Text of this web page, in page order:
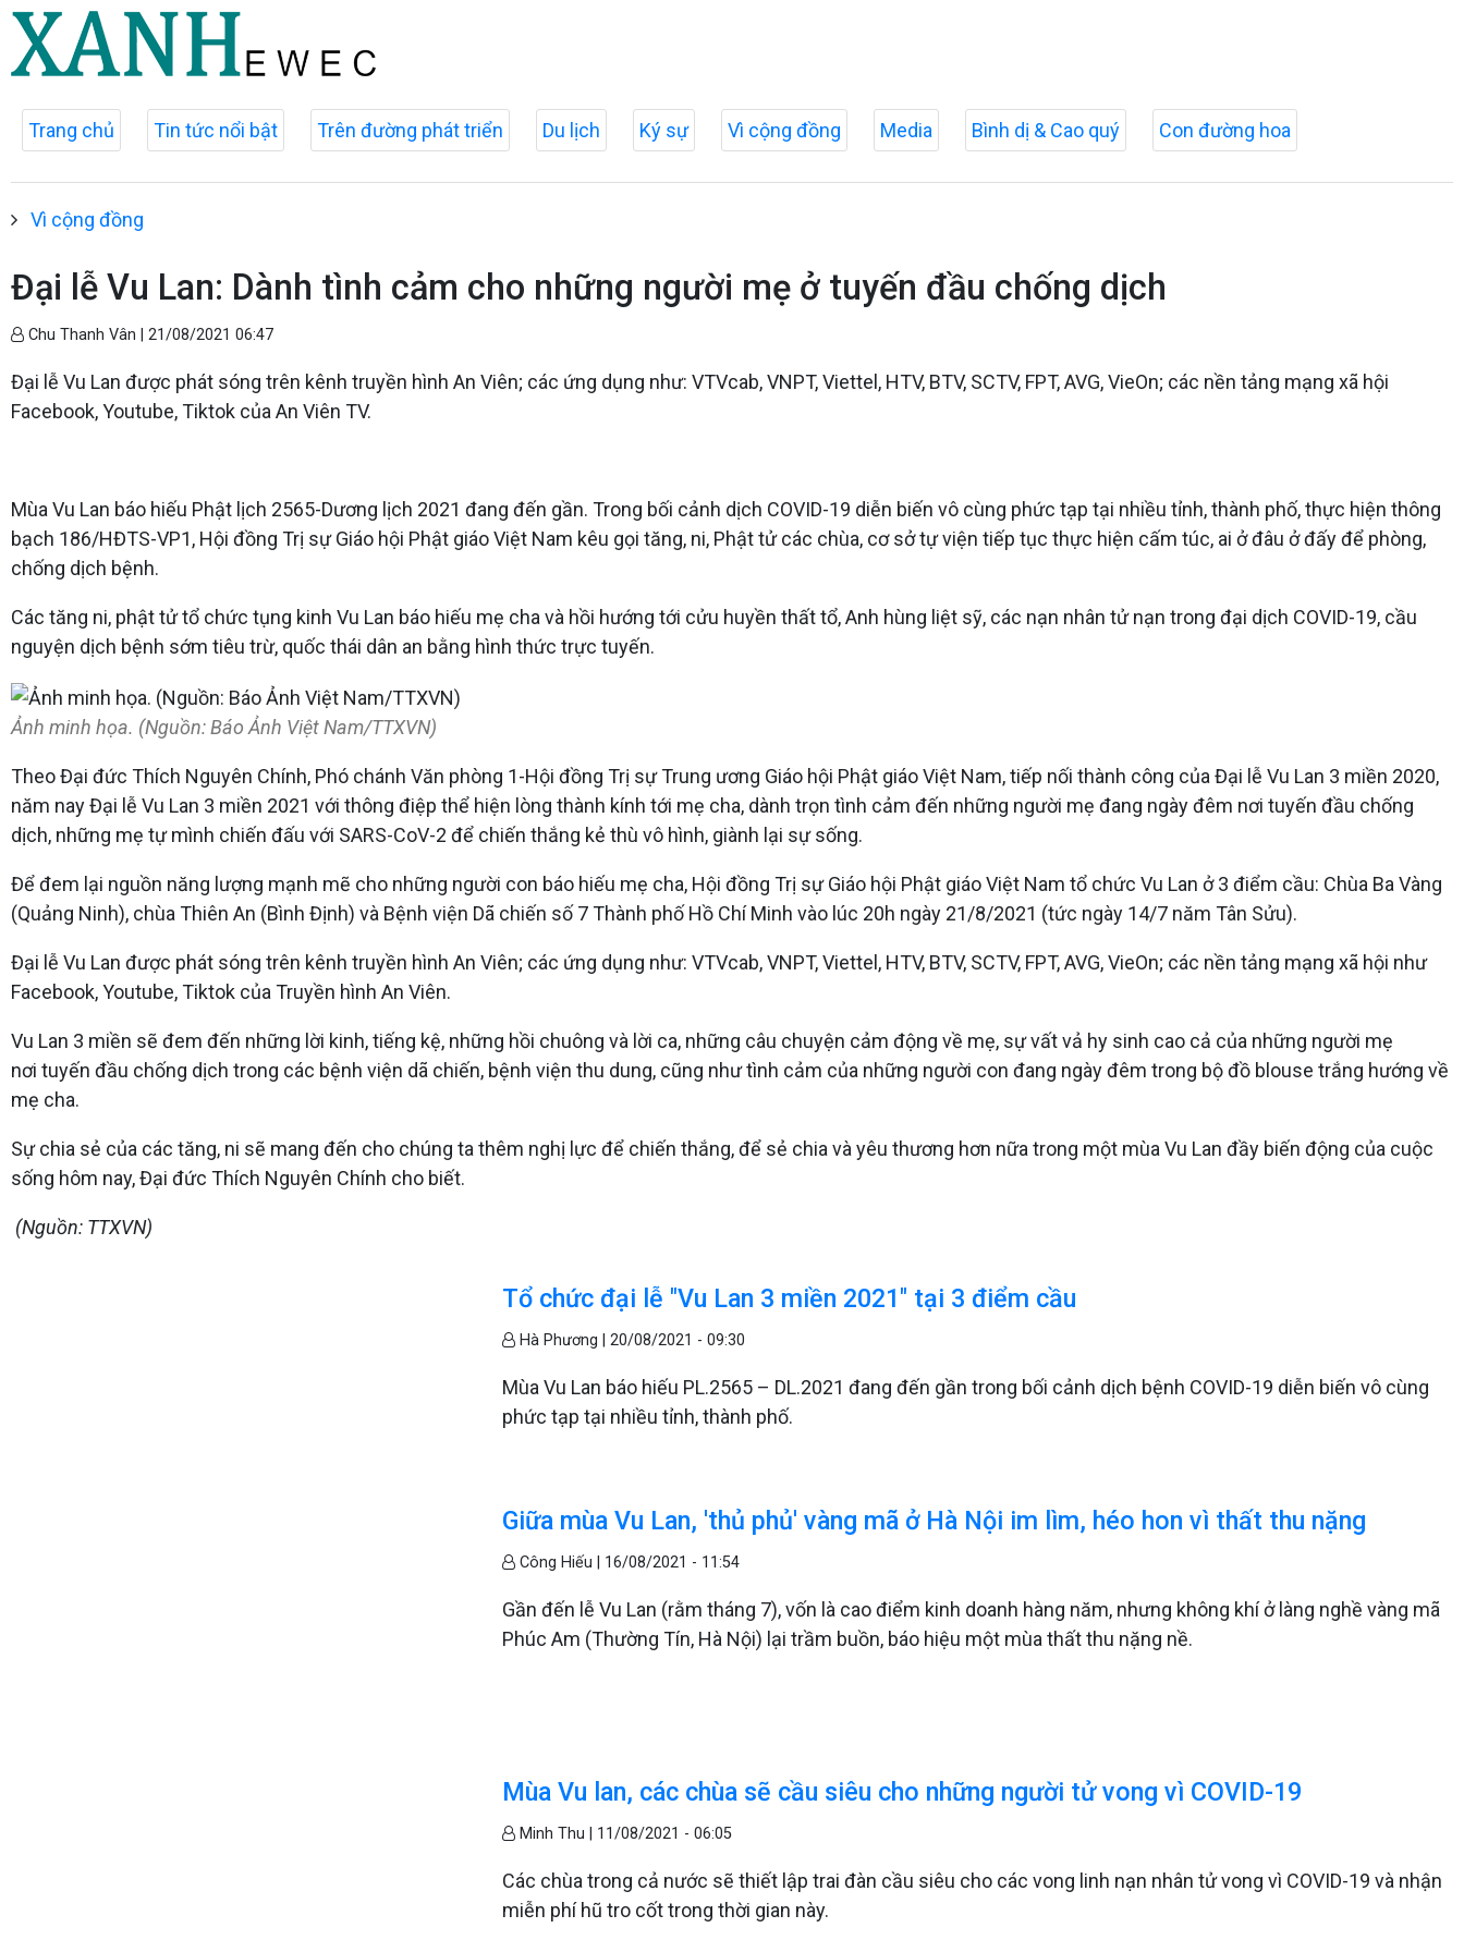
Trang chủ Tin tức nổi bật Trên đường phát triển Du lịch Ký sự Vì cộng đồng Media Bình dị & Cao quý Con đường hoa
Vì cộng đồng
Đại lễ Vu Lan: Dành tình cảm cho những người mẹ ở tuyến đầu chống dịch
Chu Thanh Vân | 21/08/2021 06:47
Đại lễ Vu Lan được phát sóng trên kênh truyền hình An Viên; các ứng dụng như: VTVcab, VNPT, Viettel, HTV, BTV, SCTV, FPT, AVG, VieOn; các nền tảng mạng xã hội
Facebook, Youtube, Tiktok của An Viên TV.
Mùa Vu Lan báo hiếu Phật lịch 2565-Dương lịch 2021 đang đến gần. Trong bối cảnh dịch COVID-19 diễn biến vô cùng phức tạp tại nhiều tỉnh, thành phố, thực hiện thông
bạch 186/HĐTS-VP1, Hội đồng Trị sự Giáo hội Phật giáo Việt Nam kêu gọi tăng, ni, Phật tử các chùa, cơ sở tự viện tiếp tục thực hiện cấm túc, ai ở đâu ở đấy để phòng,
chống dịch bệnh.
Các tăng ni, phật tử tổ chức tụng kinh Vu Lan báo hiếu mẹ cha và hồi hướng tới cửu huyền thất tổ, Anh hùng liệt sỹ, các nạn nhân tử nạn trong đại dịch COVID-19, cầu
nguyện dịch bệnh sớm tiêu trừ, quốc thái dân an bằng hình thức trực tuyến.
Ảnh minh họa. (Nguồn: Báo Ảnh Việt Nam/TTXVN)
Theo Đại đức Thích Nguyên Chính, Phó chánh Văn phòng 1-Hội đồng Trị sự Trung ương Giáo hội Phật giáo Việt Nam, tiếp nối thành công của Đại lễ Vu Lan 3 miền 2020,
năm nay Đại lễ Vu Lan 3 miền 2021 với thông điệp thể hiện lòng thành kính tới mẹ cha, dành trọn tình cảm đến những người mẹ đang ngày đêm nơi tuyến đầu chống
dịch, những mẹ tự mình chiến đấu với SARS-CoV-2 để chiến thắng kẻ thù vô hình, giành lại sự sống.
Để đem lại nguồn năng lượng mạnh mẽ cho những người con báo hiếu mẹ cha, Hội đồng Trị sự Giáo hội Phật giáo Việt Nam tổ chức Vu Lan ở 3 điểm cầu: Chùa Ba Vàng
(Quảng Ninh), chùa Thiên An (Bình Định) và Bệnh viện Dã chiến số 7 Thành phố Hồ Chí Minh vào lúc 20h ngày 21/8/2021 (tức ngày 14/7 năm Tân Sửu).
Đại lễ Vu Lan được phát sóng trên kênh truyền hình An Viên; các ứng dụng như: VTVcab, VNPT, Viettel, HTV, BTV, SCTV, FPT, AVG, VieOn; các nền tảng mạng xã hội như
Facebook, Youtube, Tiktok của Truyền hình An Viên.
Vu Lan 3 miền sẽ đem đến những lời kinh, tiếng kệ, những hồi chuông và lời ca, những câu chuyện cảm động về mẹ, sự vất vả hy sinh cao cả của những người mẹ
nơi tuyến đầu chống dịch trong các bệnh viện dã chiến, bệnh viện thu dung, cũng như tình cảm của những người con đang ngày đêm trong bộ đồ blouse trắng hướng về
mẹ cha.
Sự chia sẻ của các tăng, ni sẽ mang đến cho chúng ta thêm nghị lực để chiến thắng, để sẻ chia và yêu thương hơn nữa trong một mùa Vu Lan đầy biến động của cuộc
sống hôm nay, Đại đức Thích Nguyên Chính cho biết.
(Nguồn: TTXVN)
Tổ chức đại lễ "Vu Lan 3 miền 2021" tại 3 điểm cầu
Hà Phương |20/08/2021 - 09:30
Mùa Vu Lan báo hiếu PL.2565 – DL.2021 đang đến gần trong bối cảnh dịch bệnh COVID-19 diễn biến vô cùng
phức tạp tại nhiều tỉnh, thành phố.
Giữa mùa Vu Lan, 'thủ phủ' vàng mã ở Hà Nội im lìm, héo hon vì thất thu nặng
Công Hiếu | 16/08/2021 - 11:54
Gần đến lễ Vu Lan (rằm tháng 7), vốn là cao điểm kinh doanh hàng năm, nhưng không khí ở làng nghề vàng mã
Phúc Am (Thường Tín, Hà Nội) lại trầm buồn, báo hiệu một mùa thất thu nặng nề.
Mùa Vu lan, các chùa sẽ cầu siêu cho những người tử vong vì COVID-19
Minh Thu | 11/08/2021 - 06:05
Các chùa trong cả nước sẽ thiết lập trai đàn cầu siêu cho các vong linh nạn nhân tử vong vì COVID-19 và nhận
miễn phí hũ tro cốt trong thời gian này.